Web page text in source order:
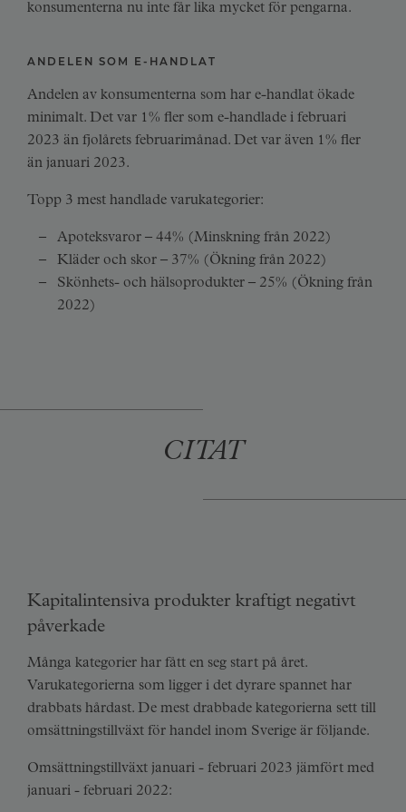
konsumenterna nu inte får lika mycket för pengarna.
ANDELEN SOM E-HANDLAT
Andelen av konsumenterna som har e-handlat ökade
minimalt. Det var 1% fler som e-handlade i februari
2023 än fjolårets februarimånad. Det var även 1% fler
än januari 2023.
Topp 3 mest handlade varukategorier:
Apoteksvaror – 44% (Minskning från 2022)
Kläder och skor – 37% (Ökning från 2022)
Skönhets- och hälsoprodukter – 25% (Ökning från
2022)
CITAT
Kapitalintensiva produkter kraftigt negativt
påverkade
Många kategorier har fått en seg start på året.
Varukategorierna som ligger i det dyrare spannet har
drabbats hårdast. De mest drabbade kategorierna sett till
omsättningstillväxt för handel inom Sverige är följande.
Omsättningstillväxt januari - februari 2023 jämfört med
januari - februari 2022: